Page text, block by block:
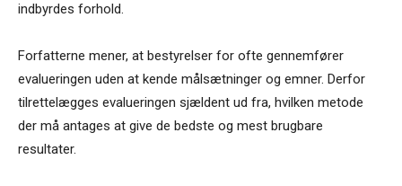
indbyrdes forhold.
Forfatterne mener, at bestyrelser for ofte gennemfører
evalueringen uden at kende målsætninger og emner. Derfor
tilrettelægges evalueringen sjældent ud fra, hvilken metode
der må antages at give de bedste og mest brugbare
resultater.